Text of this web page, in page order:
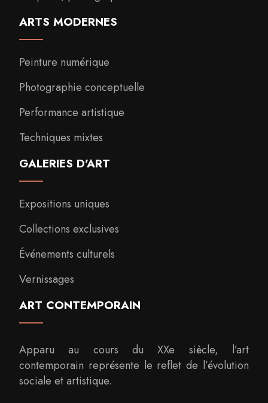
ARTS MODERNES
Peinture numérique
Photographie conceptuelle
Performance artistique
Techniques mixtes
GALERIES D’ART
Expositions uniques
Collections exclusives
Événements culturels
Vernissages
ART CONTEMPORAIN
Apparu au cours du XXe siècle, l’art
contemporain représente le reflet de l’évolution
sociale et artistique.